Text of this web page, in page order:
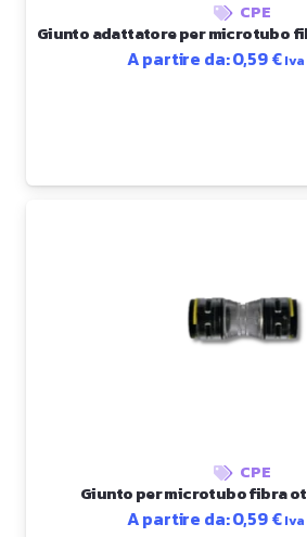
CPE
Giunto adattatore per microtubo
A partire da:0,59€
CPE
Giunto per microtubo fibra
A partire da:0,59€